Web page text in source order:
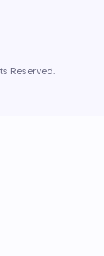
Reserved.